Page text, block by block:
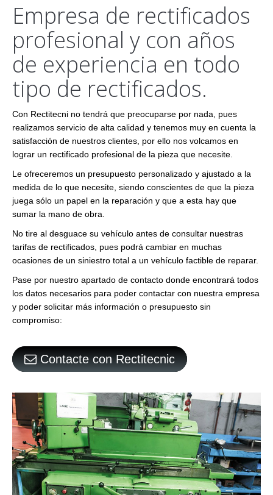
Empresa de rectificados
profesional y con años
de experiencia en todo
tipo de rectificados.
Con Rectitecni no tendrá que preocuparse por nada, pues
realizamos servicio de alta calidad y tenemos muy en cuenta la
satisfacción de nuestros clientes, por ello nos volcamos en
lograr un rectificado profesional de la pieza que necesite.
Le ofreceremos un presupuesto personalizado y ajustado a la
medida de lo que necesite, siendo conscientes de que la pieza
juega sólo un papel en la reparación y que a esta hay que
sumar la mano de obra.
No tire al desguace su vehículo antes de consultar nuestras
tarifas de rectificados, pues podrá cambiar en muchas
ocasiones de un siniestro total a un vehículo factible de reparar.
Pase por nuestro apartado de contacto donde encontrará todos
los datos necesarios para poder contactar con nuestra empresa
y poder solicitar más información o presupuesto sin
compromiso:
Contacte con Rectitecnic